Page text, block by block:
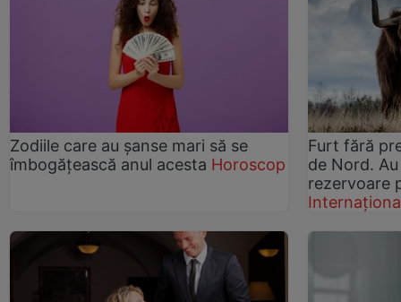
Zodiile care au șanse mari să se
îmbogățească anul acesta Horoscop
Furt fără
de Nord.
rezervoare